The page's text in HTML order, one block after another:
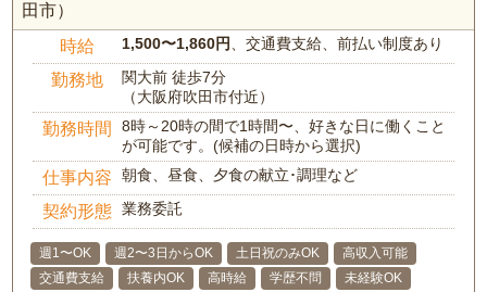
田市）
時給 1,500〜1,860円 、交通費支給、前払い制度あり
勤務地
関大前 徒歩7分
（大阪府吹田市付近）
勤務時間
8時～20時の間で1時間〜、好きな日に働くこと
が可能です。(候補の日時から選択)
仕事内容 朝食、昼食、夕食の献立･調理など
契約形態 業務委託
週1〜OK 週2〜3日からOK 土日祝のみOK
高収入可能
交通費支給
扶養内OK 高時給 学歴不問
未経験OK